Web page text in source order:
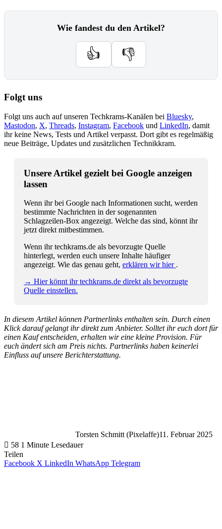
Wie fandest du den Artikel?
👍 👎
Folgt uns
Folgt uns auch auf unseren Techkrams-Kanälen bei Bluesky,
Mastodon, X, Threads, Instagram, Facebook und LinkedIn, damit
ihr keine News, Tests und Artikel verpasst. Dort gibt es regelmäßig
neue Beiträge, Updates und zusätzlichen Technikkram.
Unsere Artikel gezielt bei Google anzeigen
lassen
Wenn ihr bei Google nach Informationen sucht, werden
bestimmte Nachrichten in der sogenannten
Schlagzeilen-Box angezeigt. Welche das sind, könnt ihr
jetzt direkt mitbestimmen.
Wenn ihr techkrams.de als bevorzugte Quelle
hinterlegt, werden euch unsere Inhalte häufiger
angezeigt. Wie das genau geht, erklären wir hier .
→ Hier könnt ihr techkrams.de direkt als bevorzugte
Quelle einstellen.
In diesem Artikel können Partnerlinks enthalten sein. Durch einen
Klick darauf gelangt ihr direkt zum Anbieter. Solltet ihr euch dort für
einen Kauf entscheiden, erhalten wir eine kleine Provision. Für
euch ändert sich am Preis nichts. Partnerlinks haben keinerlei
Einfluss auf unsere Berichterstattung.
Torsten Schmitt (Pixelaffe)11. Februar 2025
58 1 Minute Lesedauer
Teilen
Facebook X LinkedIn WhatsApp Telegram